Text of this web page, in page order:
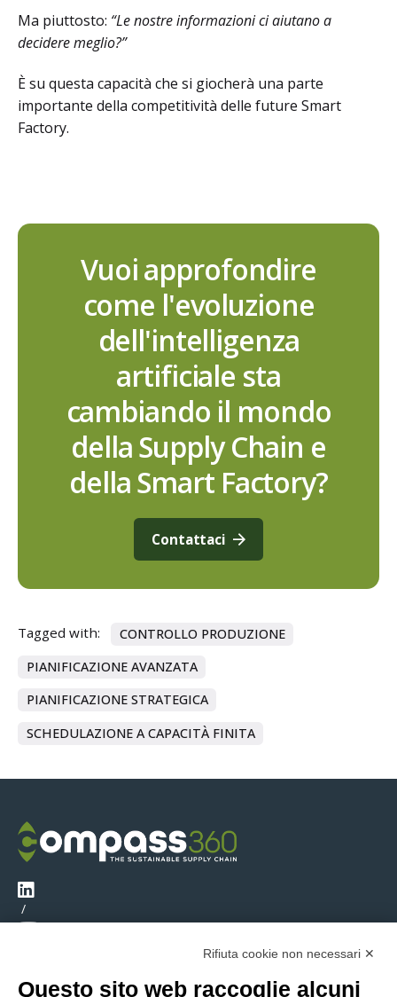
Ma piuttosto: “Le nostre informazioni ci aiutano a
decidere meglio?”
È su questa capacità che si giocherà una parte
importante della competitività delle future Smart
Factory.
Vuoi approfondire
come l'evoluzione
dell'intelligenza
artificiale sta
cambiando il mondo
della Supply Chain e
della Smart Factory?
Contattaci
Tagged with:
CONTROLLO PRODUZIONE
PIANIFICAZIONE AVANZATA
PIANIFICAZIONE STRATEGICA
SCHEDULAZIONE A CAPACITÀ FINITA
/
AZIENDA
Rifiuta cookie non necessari ✕
Questo sito web raccoglie alcuni